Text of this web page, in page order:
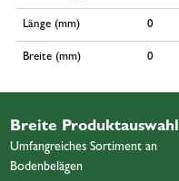
Länge (mm) 0
Breite (mm) 0
Breite Produktauswahl
Umfangreiches Sortiment an
Bodenbelägen